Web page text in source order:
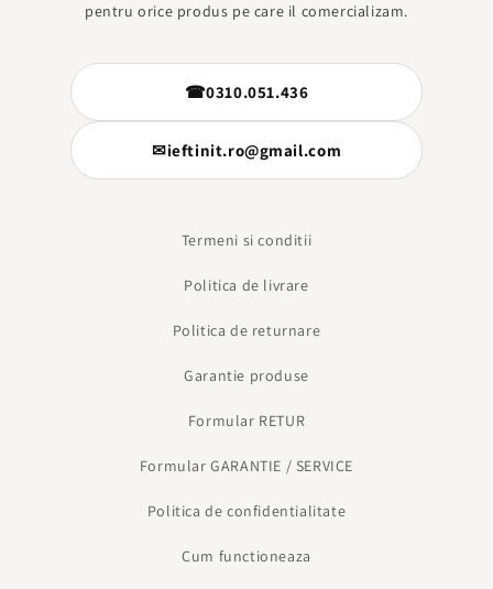
pentru orice produs pe care il comercializam.
☎0310.051.436
✉ieftinit.ro@gmail.com
Termeni si conditii
Politica de livrare
Politica de returnare
Garantie produse
Formular RETUR
Formular GARANTIE / SERVICE
Politica de confidentialitate
Cum functioneaza